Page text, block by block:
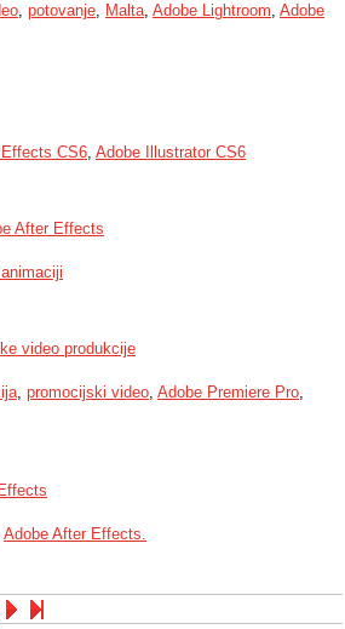
, potovanje, Malta, Adobe Lightroom, Adobe
CS6, Adobe Illustrator CS6
After Effects
video produkcije
, promocijski video, Adobe Premiere Pro,
Adobe After Effects.